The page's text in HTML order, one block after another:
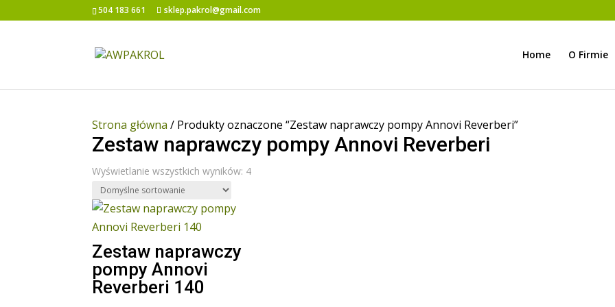
504 183 661 sklep.pakrol@gmail.com
Home O Firmie
Strona główna / Produkty oznaczone “Zestaw naprawczy pompy Annovi Reverberi”
Zestaw naprawczy pompy Annovi Reverberi
Wyświetlanie wszystkich wyników: 4
Zestaw naprawczy
pompy Annovi
Reverberi 140